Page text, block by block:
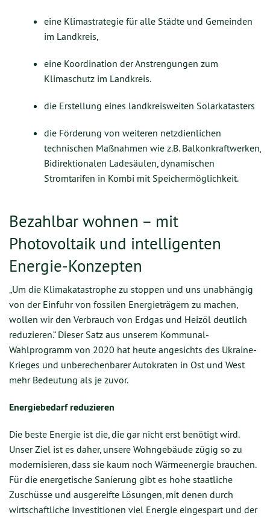
eine Klimastrategie für alle Städte und Gemeinden
im Landkreis,
eine Koordination der Anstrengungen zum
Klimaschutz im Landkreis.
die Erstellung eines landkreisweiten Solarkatasters
die Förderung von weiteren netzdienlichen
technischen Maßnahmen wie z.B. Balkonkraftwerken,
Bidirektionalen Ladesäulen, dynamischen
Stromtarifen in Kombi mit Speichermöglichkeit.
Bezahlbar wohnen – mit
Photovoltaik und intelligenten
Energie-Konzepten
„Um die Klimakatastrophe zu stoppen und uns unabhängig
von der Einfuhr von fossilen Energieträgern zu machen,
wollen wir den Verbrauch von Erdgas und Heizöl deutlich
reduzieren.“ Dieser Satz aus unserem Kommunal-
Wahlprogramm von 2020 hat heute angesichts des Ukraine-
Krieges und unberechenbarer Autokraten in Ost und West
mehr Bedeutung als je zuvor.
Energiebedarf reduzieren
Die beste Energie ist die, die gar nicht erst benötigt wird.
Unser Ziel ist es daher, unsere Wohngebäude zügig so zu
modernisieren, dass sie kaum noch Wärmeenergie brauchen.
Für die energetische Sanierung gibt es hohe staatliche
Zuschüsse und ausgereifte Lösungen, mit denen durch
wirtschaftliche Investitionen viel Energie eingespart und der